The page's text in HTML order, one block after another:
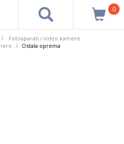
0
Fotoaparati i video kamere
Ostala oprema